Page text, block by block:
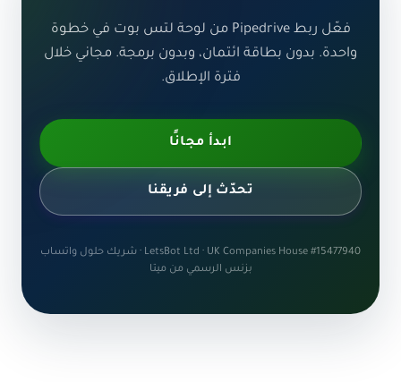
فعّل ربط Pipedrive من لوحة لتس بوت في خطوة
واحدة. بدون بطاقة ائتمان، وبدون برمجة. مجاني خلال
فترة الإطلاق.
ابدأ مجانًا
تحدّث إلى فريقنا
LetsBot Ltd · UK Companies House #15477940 · شريك حلول واتساب
بزنس الرسمي من ميتا